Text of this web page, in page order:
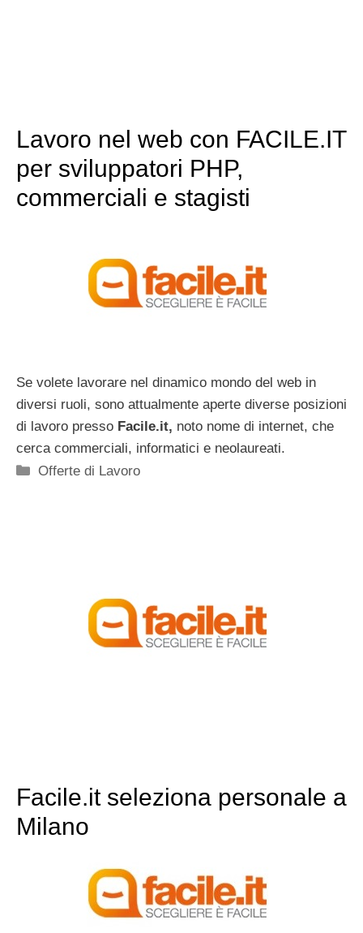
Lavoro nel web con FACILE.IT
per sviluppatori PHP,
commerciali e stagisti
Se volete lavorare nel dinamico mondo del web in
diversi ruoli, sono attualmente aperte diverse posizioni
di lavoro presso Facile.it, noto nome di internet, che
cerca commerciali, informatici e neolaureati.
Categorie
Offerte di Lavoro
Facile.it seleziona personale a
Milano